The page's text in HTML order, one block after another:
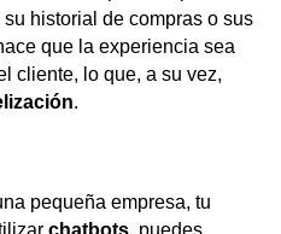
historial de compras o sus
que la experiencia sea
cliente, lo que, a su vez,
.
pequeña empresa, tu
chatbots, puedes